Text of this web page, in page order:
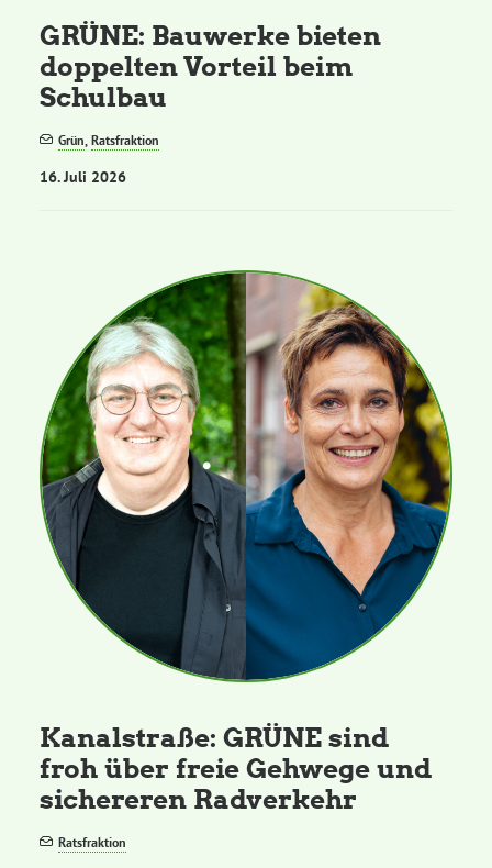
GRÜNE: Bauwerke bieten
doppelten Vorteil beim
Schulbau
Grün,Ratsfraktion
16. Juli 2026
Kanalstraße: GRÜNE sind
froh über freie Gehwege und
sichereren Radverkehr
Ratsfraktion